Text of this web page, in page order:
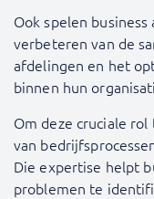
Ook spelen
verbeteren van de
afdelingen en het
binnen hun
Om deze cruciale
van
Die expertise helpt
problemen te